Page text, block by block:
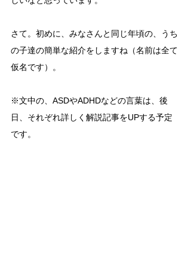
さて。初めに、みなさんと同じ年頃の、うち
の子達の簡単な紹介をしますね（名前は全て
仮名です）。
※文中の、ASDやADHDなどの言葉は、後
日、それぞれ詳しく解説記事をUPする予定
です。